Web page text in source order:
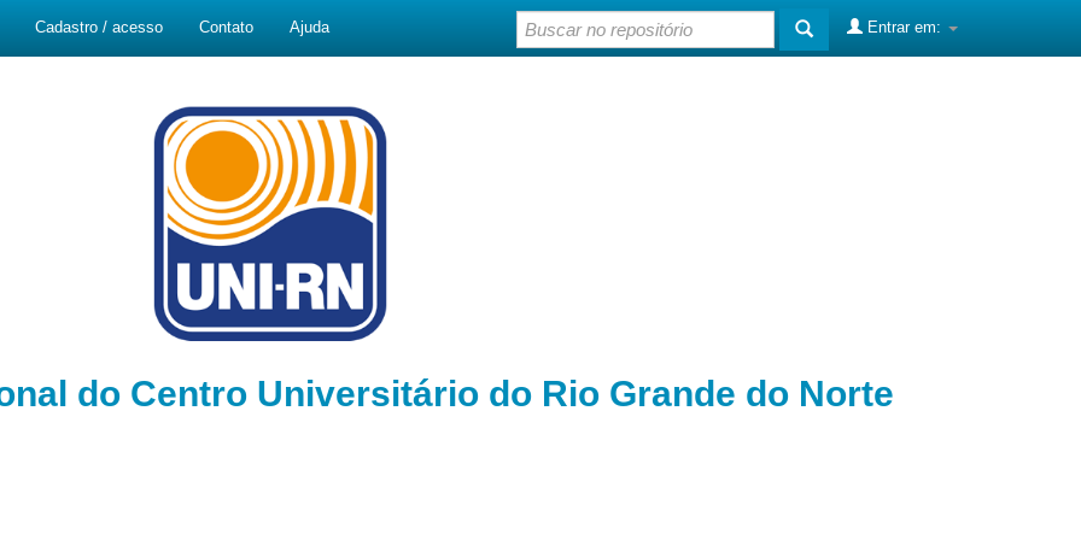
Cadastro / acesso Contato Ajuda Entrar em:
do Centro Universitário do Rio Grande do Norte